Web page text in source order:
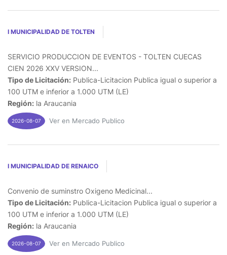
I MUNICIPALIDAD DE TOLTEN
SERVICIO PRODUCCION DE EVENTOS - TOLTEN CUECAS
CIEN 2026 XXV VERSION...
Tipo de Licitación: Publica-Licitacion Publica igual o superior a
100 UTM e inferior a 1.000 UTM (LE)
Región: la Araucania
2026-08-07 Ver en Mercado Publico
I MUNICIPALIDAD DE RENAICO
Convenio de suminstro Oxigeno Medicinal...
Tipo de Licitación: Publica-Licitacion Publica igual o superior a
100 UTM e inferior a 1.000 UTM (LE)
Región: la Araucania
2026-08-07 Ver en Mercado Publico